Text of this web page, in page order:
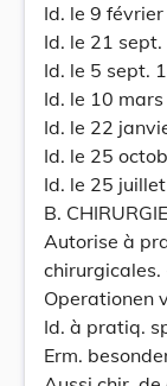
Id. le 9
Id. le 21
Id. le 5 sept.
Id. le 10
Id. le 22
Id. le 25
Id. le 25
B.
Autorise à
Operationen
Id. à pratiq.
Erm.